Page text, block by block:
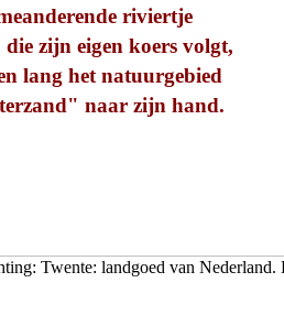
riviertje
zijn eigen koers volgt,
het natuurgebied
naar zijn hand.